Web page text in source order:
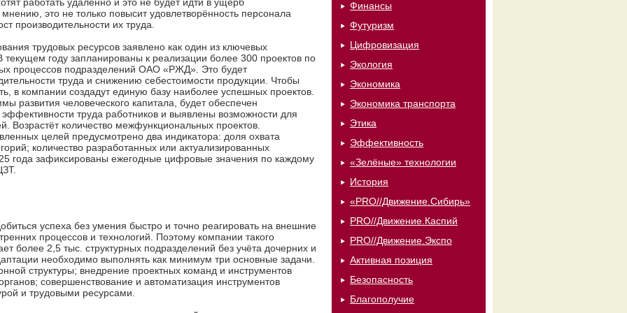
это не только повысит удовлетворённость персонала
производительности их труда.
трудовых ресурсов заявлено как один из ключевых
году запланированы к реализации более 300 проектов по
процессов подразделений ОАО «РЖД». Это будет
труда и снижению себестоимости продукции. Чтобы
в компании создадут единую базу наиболее успешных проектов.
развития человеческого капитала, будет обеспечен
труда работников и выявлены возможности для
количество межфункциональных проектов.
целей предусмотрено два индикатора: доля охвата
количество разработанных или актуализированных
года зафиксированы ежегодные цифровые значения по каждому
успеха без умения быстро и точно реагировать на внешние
процессов и технологий. Поэтому компании такого
более 2,5 тыс. структурных подразделений без учёта дочерних и
необходимо выполнять как минимум три основные задачи.
структуры; внедрение проектных команд и инструментов
совершенствование и автоматизация инструментов
и трудовыми ресурсами.
Финансы
Футуризм
Цифровизация
Экология
Экономика
Экономика транспорта
Этика
Эффективность
«Зелёные» технологии
История
«PRO//Движение.Сибирь»
PRO//Движение.Каспий
PRO//Движение.Экспо
Активная позиция
Безопасность
Благополучие